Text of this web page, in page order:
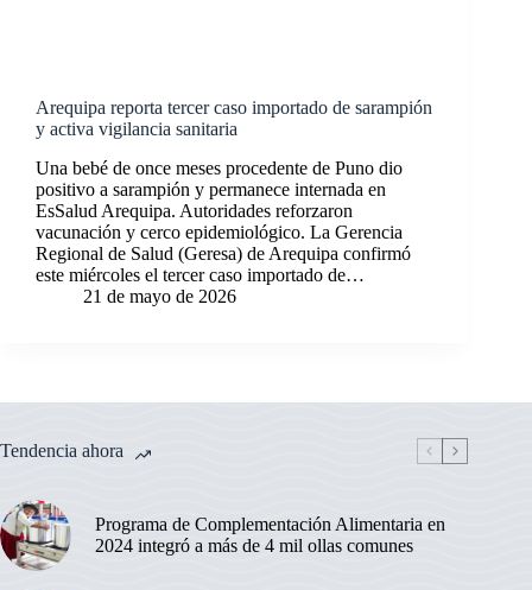
Arequipa reporta tercer caso importado de sarampión
y activa vigilancia sanitaria
Una bebé de once meses procedente de Puno dio
positivo a sarampión y permanece internada en
EsSalud Arequipa. Autoridades reforzaron
vacunación y cerco epidemiológico. La Gerencia
Regional de Salud (Geresa) de Arequipa confirmó
este miércoles el tercer caso importado de…
21 de mayo de 2026
Tendencia ahora
Programa de Complementación Alimentaria en
2024 integró a más de 4 mil ollas comunes